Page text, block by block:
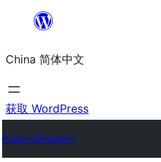
内
容
China 简体中文
获取 WordPress
Plugin Directory